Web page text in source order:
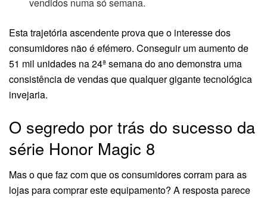
vendidos numa só semana.
Esta trajetória ascendente prova que o interesse dos
consumidores não é efémero. Conseguir um aumento de
51 mil unidades na 24ª semana do ano demonstra uma
consistência de vendas que qualquer gigante tecnológica
invejaria.
O segredo por trás do sucesso da
série Honor Magic 8
Mas o que faz com que os consumidores corram para as
lojas para comprar este equipamento? A resposta parece